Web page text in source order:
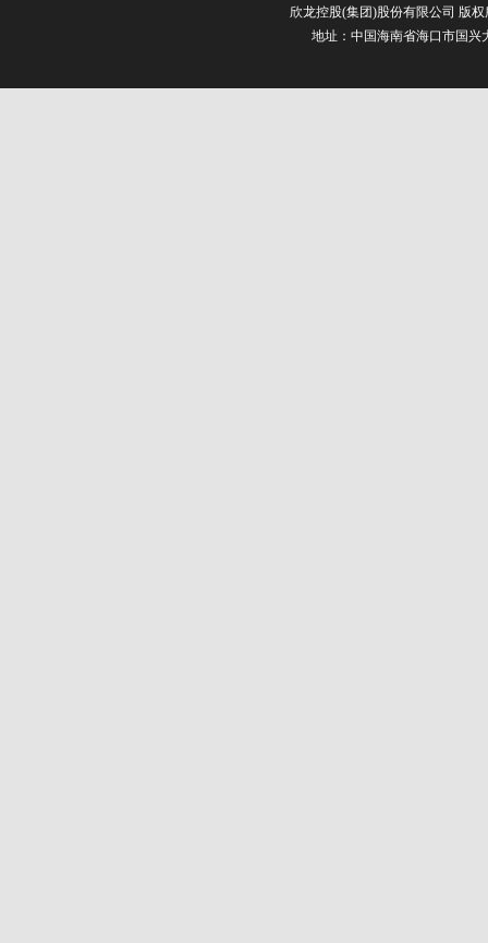
欣龙控股(集团)股份有限公司 版
地址：中国海南省海口市国兴